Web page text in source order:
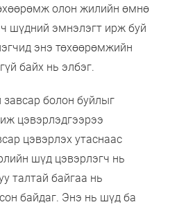
олон жилийн өмнө
шүдний эмнэлэгт ирж буй
энэ төхөөрөмжийн
байх нь элбэг.
болон буйлыг
цэвэрлэдгээрээ
цэвэрлэх утаснаас
шүд цэвэрлэгч нь
талтай байгаа нь
байдаг. Энэ нь шүд ба